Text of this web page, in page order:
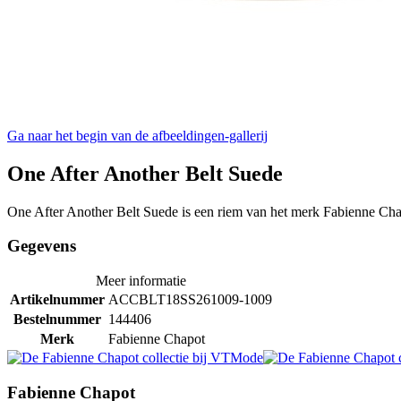
Ga naar het begin van de afbeeldingen-gallerij
One After Another Belt Suede
One After Another Belt Suede is een riem van het merk Fabienne
Gegevens
Meer informatie
Artikelnummer ACCBLT18SS261009-1009
Bestelnummer 144406
Merk
Fabienne Chapot
Fabienne Chapot